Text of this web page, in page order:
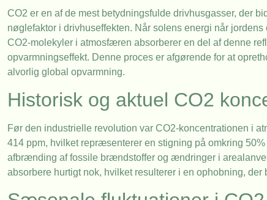
CO2 er en af de mest betydningsfulde drivhusgasser, der
nøglefaktor i drivhuseffekten. Når solens energi når
CO2-molekyler i atmosfæren absorberer en del af denne
opvarmningseffekt. Denne proces er afgørende for at
alvorlig global opvarmning.
Historisk og aktuel CO2
Før den industrielle revolution var CO2-koncentrationen i
414 ppm, hvilket repræsenterer en stigning på omkring
afbrænding af fossile brændstoffer og ændringer i
absorbere hurtigt nok, hvilket resulterer i en ophobning,